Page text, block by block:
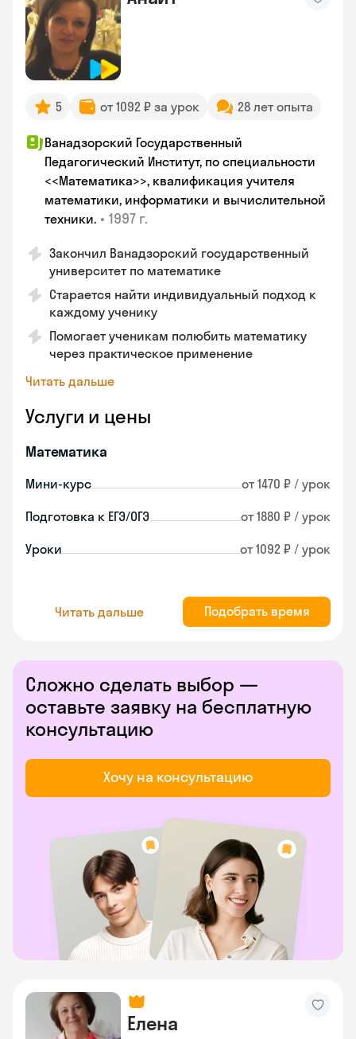
5 от 1092 ₽ за урок 28 лет опыта
Ванадзорский Государственный
Педагогический Институт, по специальности
<<Математика>>, квалификация учителя
математики, информатики и вычислительной
техники. • 1997 г.
Закончил Ванадзорский государственный
университет по математике
Старается найти индивидуальный подход к
каждому ученику
Помогает ученикам полюбить математику
через практическое применение
Читать дальше
Услуги и цены
Математика
Мини-курс от 1470 ₽ / урок
Подготовка к ЕГЭ/ОГЭ от 1880 ₽ / урок
Уроки от 1092 ₽ / урок
Читать дальше Подобрать время
Сложно сделать выбор —
оставьте заявку на бесплатную
консультацию
Хочу на консультацию
Елена